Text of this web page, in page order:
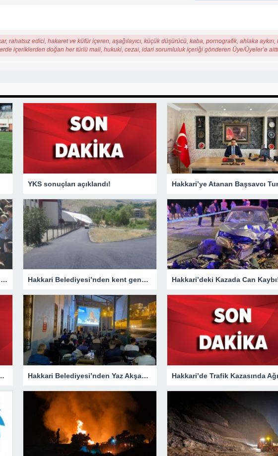
rahatsız edici, hakaret ve küfür içeren, aşağılayıcı, küçük düşürücü, kaba, pornografik, ahlaka aykırı,
içeriklerden doğan her türlü mali, hukuki, cezai, idari sorumluluk içeriği gönderen Üye/Üyeler’e
YKS sonuçları açıklandı!
Feci Kazada Hayata Tutunamayan Ertunç Toprağa Verildi Hakkari Belediyesi’nden kent genelinde yoğun asfalt mesaisi Hakkari’deki Kazada Can
Bedenine Ulaşıldı! Hakkari Belediyesi’nden Yaz Akşamlarına Sinema Etkinliği